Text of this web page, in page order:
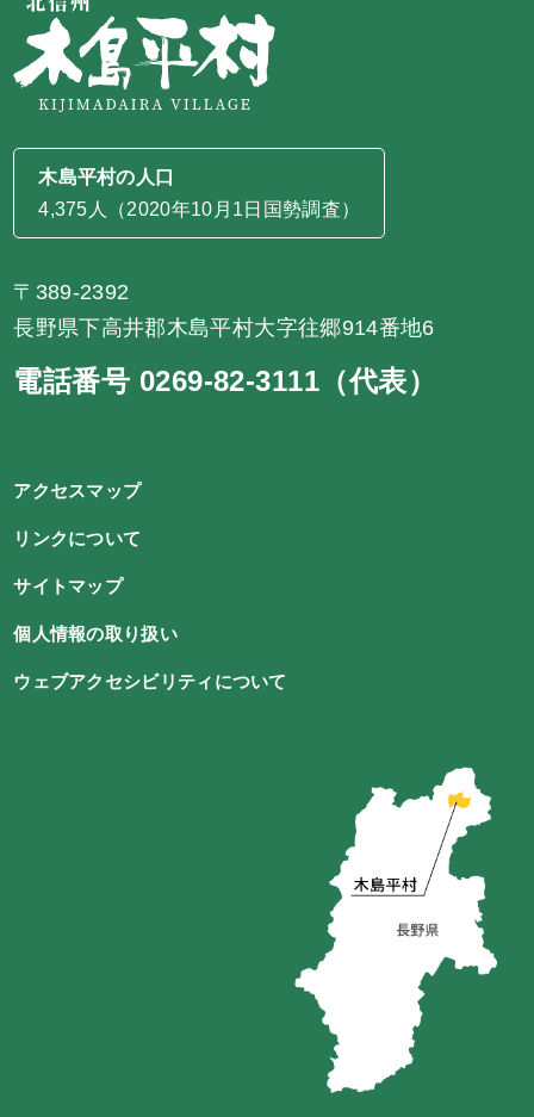
木島平村の人口
4,375人（2020年10月1日国勢調査）
〒389-2392
長野県下高井郡木島平村大字往郷914番地6
電話番号 0269-82-3111（代表）
アクセスマップ
リンクについて
サイトマップ
個人情報の取り扱い
ウェブアクセシビリティについて